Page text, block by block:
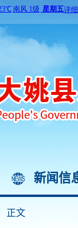
新闻信
正文